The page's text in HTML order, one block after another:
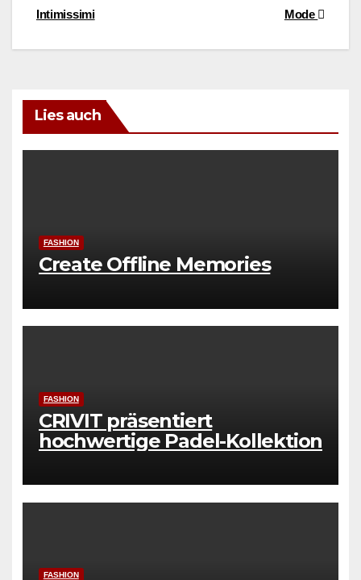
Mode
Intimissimi
Lies auch
FASHION
Create Offline Memories
FASHION
CRIVIT präsentiert
hochwertige Padel-Kollektion
FASHION